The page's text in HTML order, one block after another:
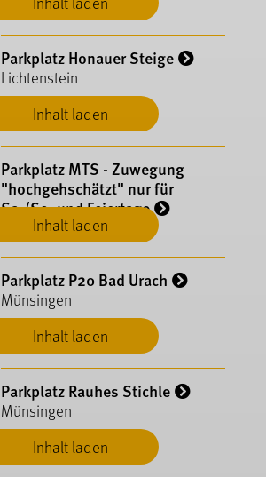
Inhalt laden
Parkplatz Honauer Steige
Lichtenstein
Inhalt laden
Parkplatz MTS - Zuwegung
"hochgehschätzt" nur für
Sa./So. und Feiertage
Hayingen
Inhalt laden
Parkplatz P20 Bad Urach
Münsingen
Inhalt laden
Parkplatz Rauhes Stichle
Münsingen